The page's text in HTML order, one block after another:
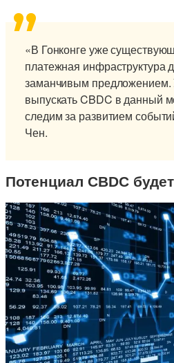
«В Гонконге уже
платежная инфраструктура
заманчивым предложением.
выпускать CBDC в данный
следим за развитием
Чен.
Потенциал CBDC